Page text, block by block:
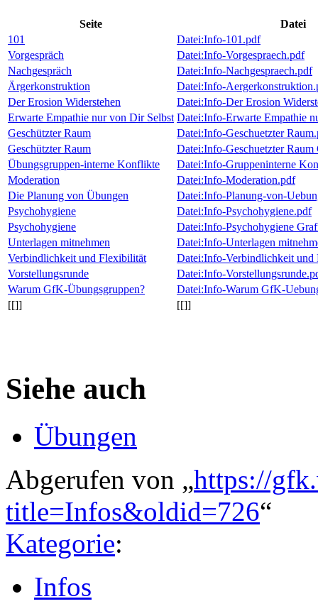
Seite
Datei
101
Datei:Info-101.pdf
Vorgespräch
Datei:Info-Vorgespraech.pdf
Nachgespräch
Datei:Info-Nachgespraech.pdf
Ärgerkonstruktion
Datei:Info-
Der Erosion Widerstehen
Datei:Info-Der Erosion
Erwarte Empathie nur von Dir Selbst Datei:Info-Erwarte Empathie
Geschützter Raum
Datei:Info-Geschuetzter
Geschützter Raum
Datei:Info-Geschuetzter
Übungsgruppen-interne Konflikte
Datei:Info-Gruppeninterne
Moderation
Datei:Info-Moderation.pdf
Die Planung von Übungen
Datei:Info-Planung-von-
Psychohygiene
Datei:Info-Psychohygiene.pdf
Psychohygiene
Datei:Info-Psychohygiene
Unterlagen mitnehmen
Datei:Info-Unterlagen
Verbindlichkeit und Flexibilität
Datei:Info-Verbindlichkeit und
Vorstellungsrunde
Datei:Info-
Warum GfK-Übungsgruppen?
Datei:Info-Warum GfK-
[[]]
[[]]
Siehe auch
Übungen
Abgerufen von „https://
title=Infos&oldid=726“
Kategorie:
Infos